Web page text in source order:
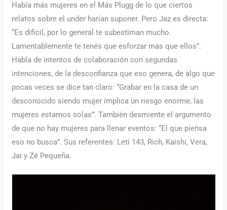
Había más mujeres en el Más Plugg de lo que ciertos
relatos sobre el under harían suponer. Pero Jaz es directa:
“Es difícil, por lo general te subestiman mucho.
Lamentablemente te tenés que esforzar más que ellos”.
Habla de intentos de colaboración con segundas
intenciones, de la desconfianza que eso genera, de algo que
pocas veces se dice tan claro: “Grabar en la casa de un
desconocido siendo mujer implica un riesgo enorme, las
mujeres estamos solas”. También desmiente el argumento
de que no hay mujeres para llenar eventos: “El que piensa
eso no busca”. Sus referentes: Leti 143, Rich, Kaishi, Vera,
Jai y Zé Pequeña.